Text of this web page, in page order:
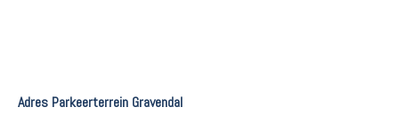
Adres Parkeerterrein Gravendal